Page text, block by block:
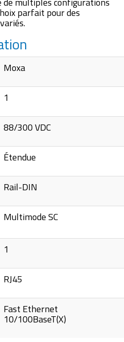
parfait pour des
Moxa
1
88/300 VDC
Étendue
Rail-DIN
Multimode SC
1
RJ45
Fast Ethernet
10/100BaseT(X)